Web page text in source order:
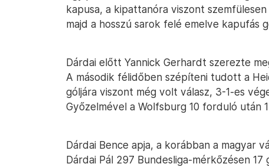
kapusa, a kipattanóra viszont
majd a hosszú sarok felé emelve kapufás
Dárdai előtt Yannick Gerhardt szerezte
A második félidőben szépíteni tudott a
góljára viszont még volt válasz, 3-1-es
Győzelmével a Wolfsburg 10 forduló után
Dárdai Bence apja, a korábban a magyar
Dárdai Pál 297 Bundesliga-mérkőzésen